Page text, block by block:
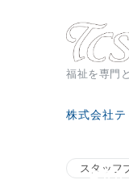
福祉を専門
株式会社テ
スタッフ